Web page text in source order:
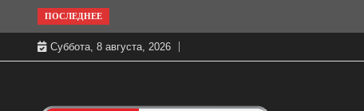
to
content
ПОСЛЕДНЕЕ
Суббота, 8 августа, 2026